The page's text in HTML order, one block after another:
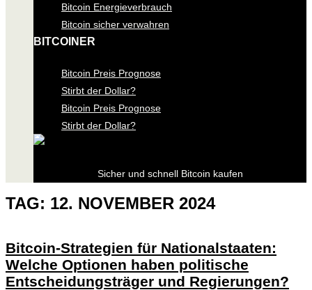
Bitcoin Energieverbrauch
Bitcoin sicher verwahren
BITCOINER
Bitcoin Preis Prognose
Stirbt der Dollar?
Bitcoin Preis Prognose
Stirbt der Dollar?
Sicher und schnell Bitcoin kaufen
TAG: 12. NOVEMBER 2024
Bitcoin-Strategien für Nationalstaaten:
Welche Optionen haben politische
Entscheidungsträger und Regierungen?